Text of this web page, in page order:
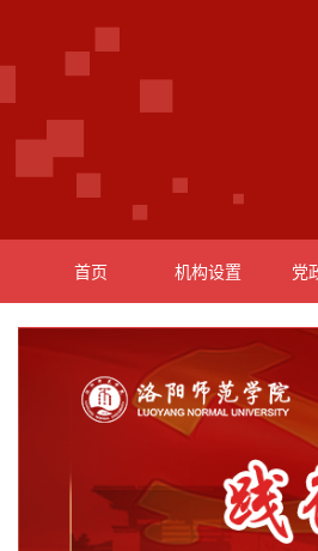
首页 机构设置 党